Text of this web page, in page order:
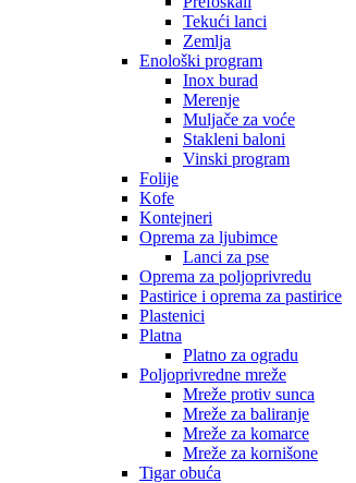
Tekući lanci
Zemlja
Enološki program
Inox burad
Merenje
Muljače za voće
Stakleni baloni
Vinski program
Folije
Kofe
Kontejneri
Oprema za ljubimce
Lanci za pse
Oprema za poljoprivredu
Pastirice i oprema za pastirice
Plastenici
Platna
Platno za ogradu
Poljoprivredne mreže
Mreže protiv sunca
Mreže za baliranje
Mreže za komarce
Mreže za kornišone
Tigar obuća